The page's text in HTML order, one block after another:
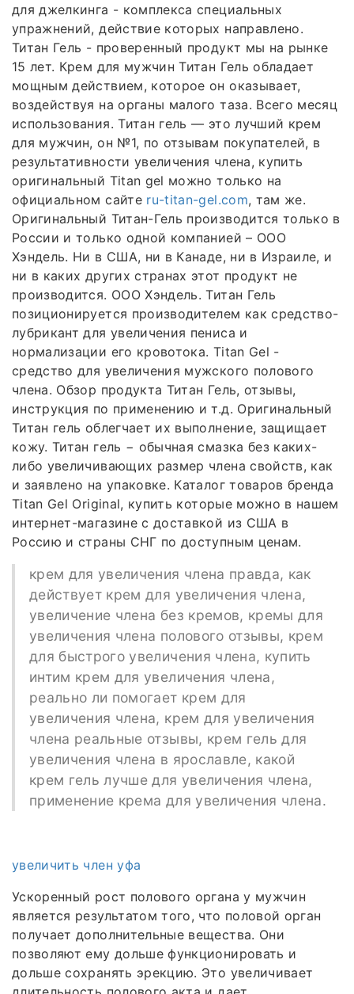
для джелкинга - комплекса специальных
упражнений, действие которых направлено.
Титан Гель - проверенный продукт мы на рынке
15 лет. Крем для мужчин Титан Гель обладает
мощным действием, которое он оказывает,
воздействуя на органы малого таза. Всего месяц
использования. Титан гель — это лучший крем
для мужчин, он №1, по отзывам покупателей, в
результативности увеличения члена, купить
оригинальный Titan gel можно только на
официальном сайте ru-titan-gel.com, там же.
Оригинальный Титан-Гель производится только в
России и только одной компанией – ООО
Хэндель. Ни в США, ни в Канаде, ни в Израиле, и
ни в каких других странах этот продукт не
производится. ООО Хэндель. Титан Гель
позиционируется производителем как средство-
лубрикант для увеличения пениса и
нормализации его кровотока. Titan Gel -
средство для увеличения мужского полового
члена. Обзор продукта Титан Гель, отзывы,
инструкция по применению и т.д. Оригинальный
Титан гель облегчает их выполнение, защищает
кожу. Титан гель − обычная смазка без каких-
либо увеличивающих размер члена свойств, как
и заявлено на упаковке. Каталог товаров бренда
Titan Gel Original, купить которые можно в нашем
интернет-магазине с доставкой из США в
Россию и страны СНГ по доступным ценам.
крем для увеличения члена правда, как
действует крем для увеличения члена,
увеличение члена без кремов, кремы для
увеличения члена полового отзывы, крем
для быстрого увеличения члена, купить
интим крем для увеличения члена,
реально ли помогает крем для
увеличения члена, крем для увеличения
члена реальные отзывы, крем гель для
увеличения члена в ярославле, какой
крем гель лучше для увеличения члена,
применение крема для увеличения члена.
увеличить член уфа
Ускоренный рост полового органа у мужчин
является результатом того, что половой орган
получает дополнительные вещества. Они
позволяют ему дольше функционировать и
дольше сохранять эрекцию. Это увеличивает